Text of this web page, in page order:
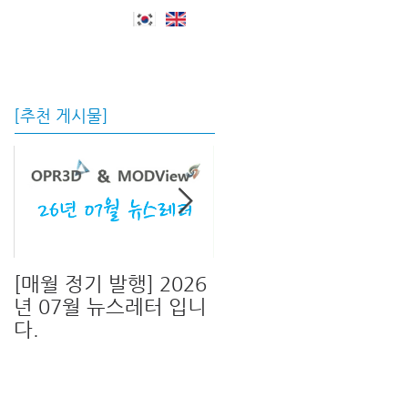
[추천 게시물]
[매월 정기 발행] 2026
년 07월 뉴스레터 입니
다.